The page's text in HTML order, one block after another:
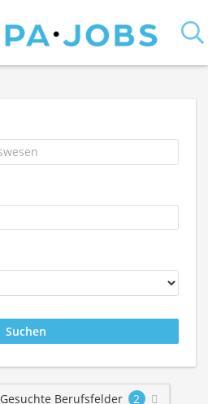
Gesuchte Berufsfelder
2